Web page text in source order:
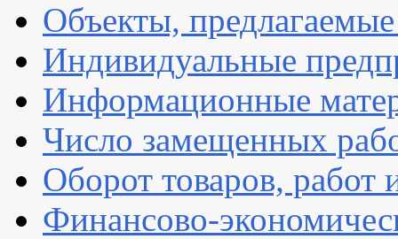
Объекты,
Индивидуальные
Информационные
Число замещенных
Оборот товаров, работ
Финансово-